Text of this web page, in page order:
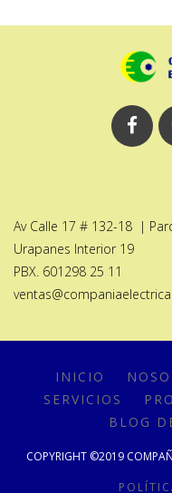
Av Calle 17 # 132-18 |
Urapanes Interior 19
PBX. 601298 25 11
INICIO
SERVICIOS
BLOG
COPYRIGHT ©2019